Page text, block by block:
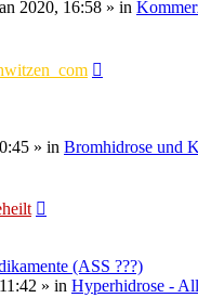
2020, 16:58 » in
» in Bromhidrose und
(ASS ???)
» in Hyperhidrose -